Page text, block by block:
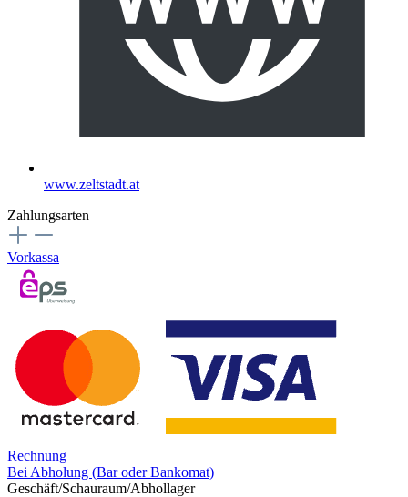
www.zeltstadt.at
Zahlungsarten
Vorkassa
Rechnung
Bei Abholung (Bar oder Bankomat)
Geschäft/Schauraum/Abhollager